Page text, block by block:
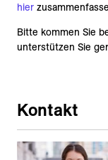
hier
Bitte kommen Sie
unterstützen Sie
Kontakt